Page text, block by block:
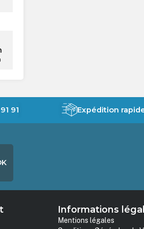
91 Expédition
Informations
Mentions légales